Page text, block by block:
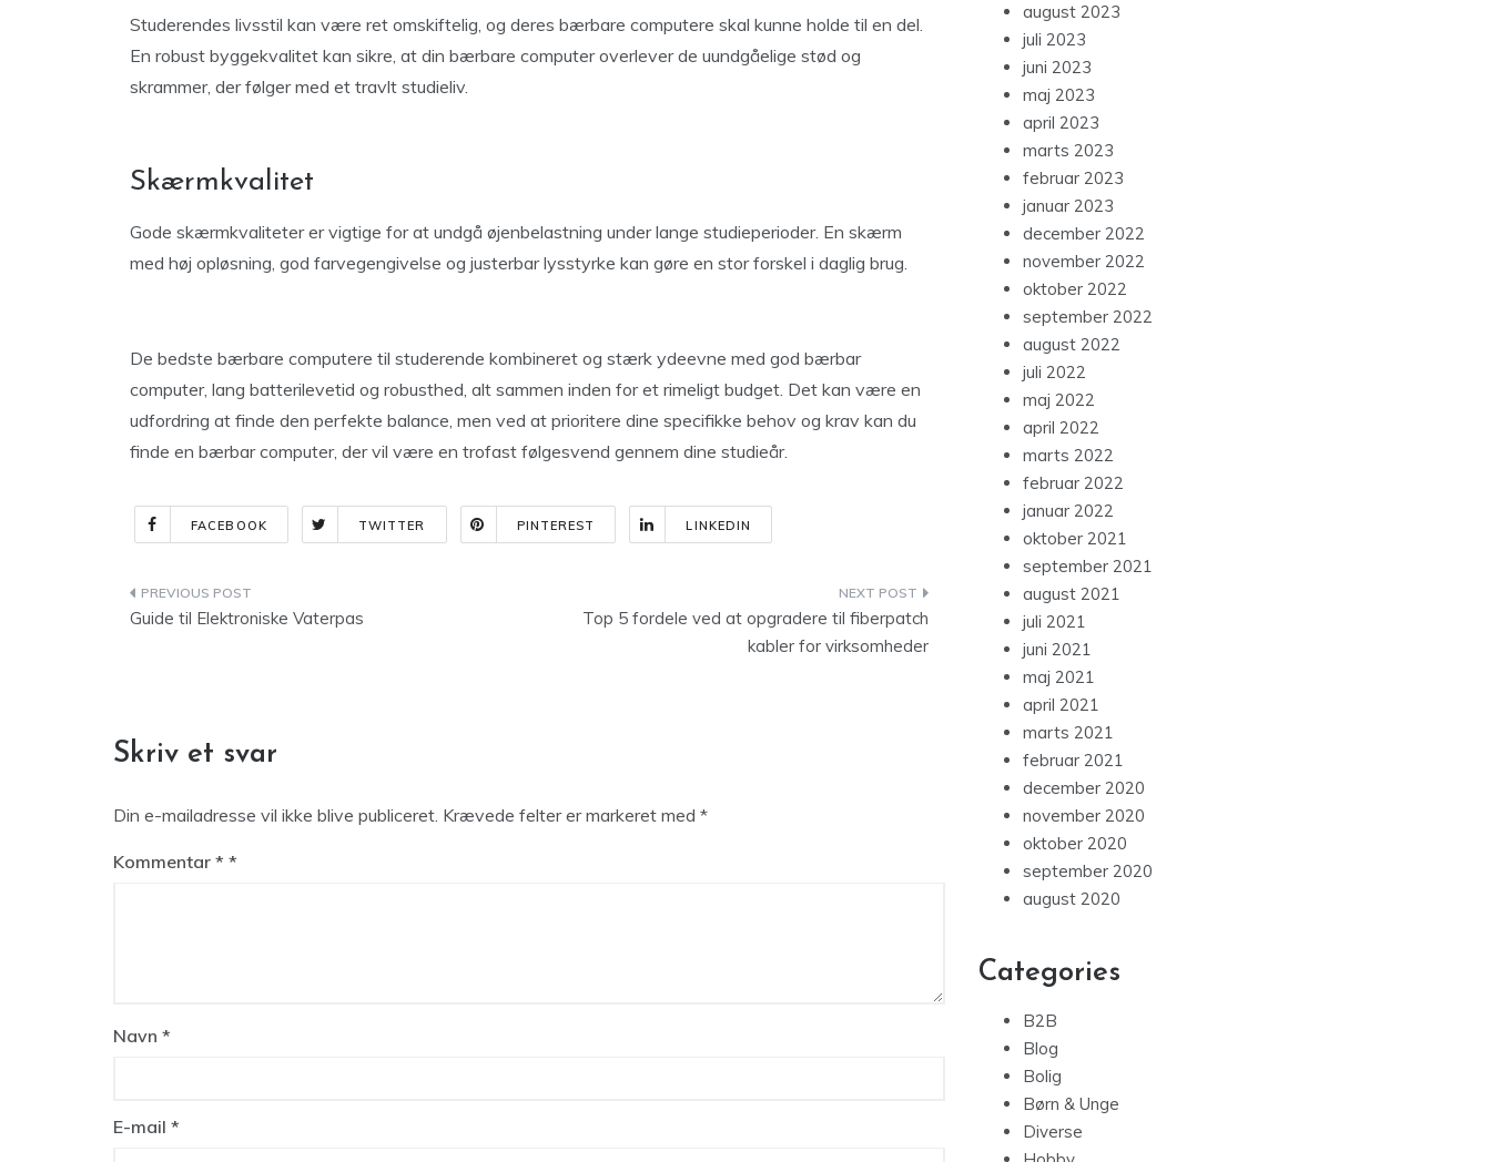
Studerendes livsstil kan være ret omskiftelig, og deres bærbare computere skal kunne holde til en del.
En robust byggekvalitet kan sikre, at din bærbare computer overlever de uundgåelige stød og
skrammer, der følger med et travlt studieliv.
Skærmkvalitet
Gode skærmkvaliteter er vigtige for at undgå øjenbelastning under lange studieperioder. En skærm
med høj opløsning, god farvegengivelse og justerbar lysstyrke kan gøre en stor forskel i daglig brug.
De bedste bærbare computere til studerende kombineret og stærk ydeevne med god bærbar
computer, lang batterilevetid og robusthed, alt sammen inden for et rimeligt budget. Det kan være en
udfordring at finde den perfekte balance, men ved at prioritere dine specifikke behov og krav kan du
finde en bærbar computer, der vil være en trofast følgesvend gennem dine studieår.
FACEBOOK TWITTER PINTEREST LINKEDIN
Indlægsnavigation
Guide til Elektroniske Vaterpas
Top 5 fordele ved at opgradere til fiberpatch
kabler for virksomheder
Skriv et svar
Din e-mailadresse vil ikke blive publiceret. Krævede felter er markeret med *
Kommentar *
Navn *
E-mail *
august 2023
juli 2023
juni 2023
maj 2023
april 2023
marts 2023
februar 2023
januar 2023
december 2022
november 2022
oktober 2022
september 2022
august 2022
juli 2022
maj 2022
april 2022
marts 2022
februar 2022
januar 2022
oktober 2021
september 2021
august 2021
juli 2021
juni 2021
maj 2021
april 2021
marts 2021
februar 2021
december 2020
november 2020
oktober 2020
september 2020
august 2020
Categories
B2B
Blog
Bolig
Børn & Unge
Diverse